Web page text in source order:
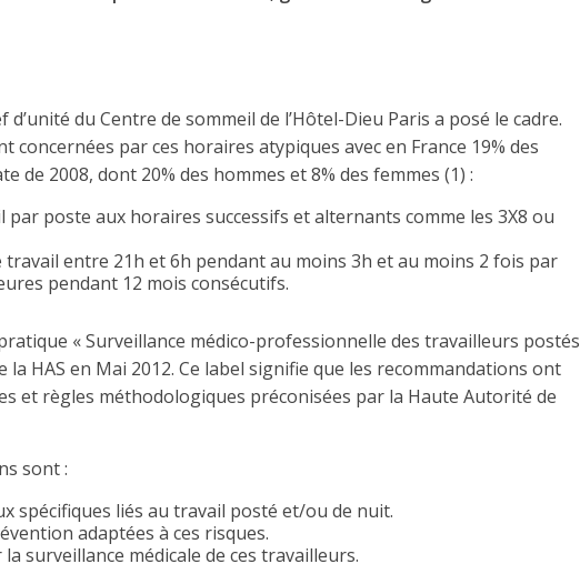
d’unité du Centre de sommeil de l’Hôtel-Dieu Paris a posé le cadre.
concernées par ces horaires atypiques avec en France 19% des
de 2008, dont 20% des hommes et 8% des femmes (1) :
poste aux horaires successifs et alternants comme les 3X8 ou
travail entre 21h et 6h pendant au moins 3h et au moins 2 fois par
pendant 12 mois consécutifs.
« Surveillance médico-professionnelle des travailleurs postés
HAS en Mai 2012. Ce label signifie que les recommandations ont
et règles méthodologiques préconisées par la Haute Autorité de
sont :
spécifiques liés au travail posté et/ou de nuit.
adaptées à ces risques.
surveillance médicale de ces travailleurs.